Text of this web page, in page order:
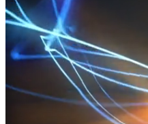
Vidéos
Motion graphics
Images Éditoriales
Événements Éditoriaux